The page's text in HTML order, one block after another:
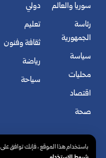
باستخدام هذا الموقع ، فإنك توافق على
سوريا والعالم
رئاسة
الجمهورية
سياسة
محليات
اقتصاد
صحة
دولي
تعليم
ثقافة وفنون
رياضة
سياحة